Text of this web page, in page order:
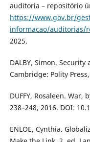
auditoria – repositório
https://www.gov.br/
informacao/auditorias/
2025.
DALBY, Simon.
Cambridge: Polity
DUFFY, Rosaleen. War,
238–248, 2016. DOI:
ENLOE, Cynthia.